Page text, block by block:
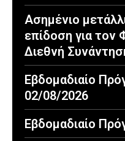
Ασημένιο
επίδοση για τον
Διεθνή
Εβδομαδιαίο
02/08/2026
Εβδομαδιαίο